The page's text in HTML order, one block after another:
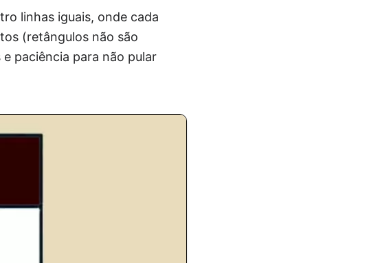
linhas iguais, onde cada
(retângulos não são
paciência para não pular